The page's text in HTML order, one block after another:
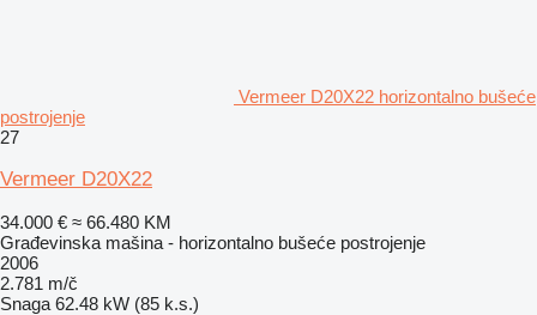
Vermeer D20X22 horizontalno bušeće
postrojenje
27
Vermeer D20X22
34.000 € ≈ 66.480 KM
Građevinska mašina - horizontalno bušeće postrojenje
2006
2.781 m/č
Snaga 62.48 kW (85 k.s.)